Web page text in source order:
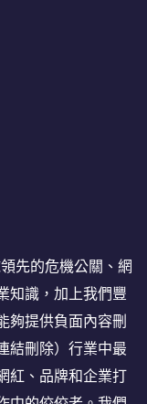
領先的危機公關、網
知識，加上我們豐
夠提供負面內容刪
結刪除）行業中最
紅、品牌和企業打